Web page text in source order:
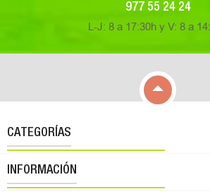
977 55 24 24
L-J: 8 a 17:30h y V: 8 a

CATEGORÍAS
INFORMACIÓN